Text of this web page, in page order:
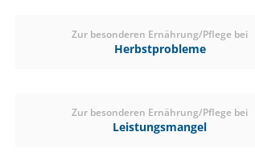
Zur besonderen Ernährung/Pflege bei
Herbstprobleme
Zur besonderen Ernährung/Pflege bei
Leistungsmangel